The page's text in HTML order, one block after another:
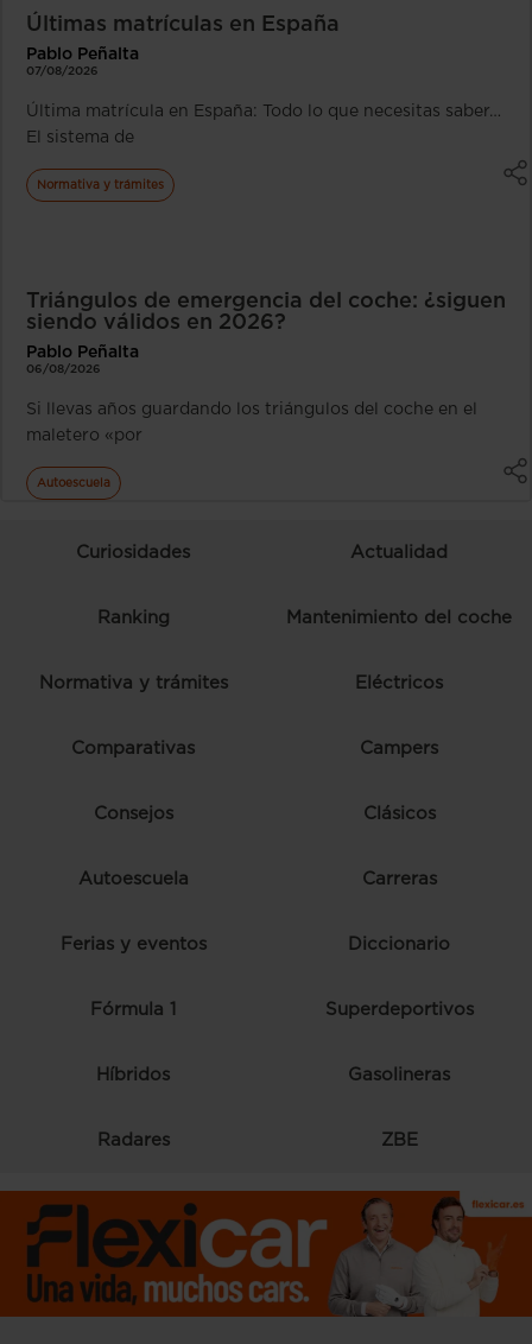
Últimas matrículas en España
Pablo Peñalta
07/08/2026
Última matrícula en España: Todo lo que necesitas saber…
El sistema de
Normativa y trámites
Triángulos de emergencia del coche: ¿siguen
siendo válidos en 2026?
Pablo Peñalta
06/08/2026
Si llevas años guardando los triángulos del coche en el
maletero «por
Autoescuela
Curiosidades Actualidad
Ranking Mantenimiento del coche
Normativa y trámites Eléctricos
Comparativas Campers
Consejos Clásicos
Autoescuela Carreras
Ferias y eventos Diccionario
Fórmula 1 Superdeportivos
Híbridos Gasolineras
Radares ZBE